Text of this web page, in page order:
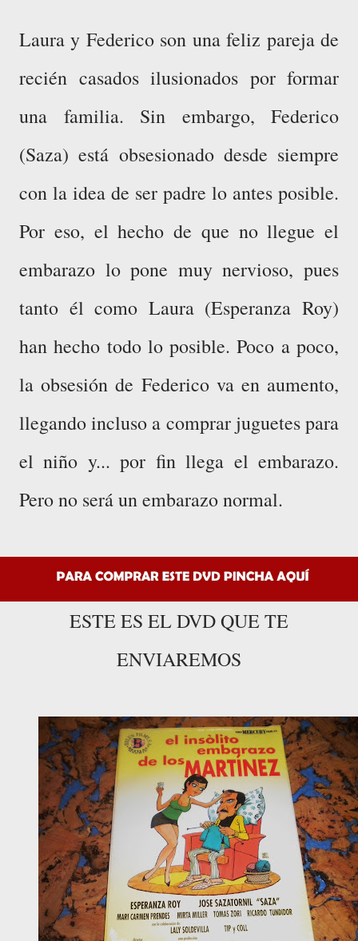
Laura y Federico son una feliz pareja de
recién casados ilusionados por formar
una familia. Sin embargo, Federico
(Saza) está obsesionado desde siempre
con la idea de ser padre lo antes posible.
Por eso, el hecho de que no llegue el
embarazo lo pone muy nervioso, pues
tanto él como Laura (Esperanza Roy)
han hecho todo lo posible. Poco a poco,
la obsesión de Federico va en aumento,
llegando incluso a comprar juguetes para
el niño y... por fin llega el embarazo.
Pero no será un embarazo normal.
ESTE ES EL DVD QUE TE
ENVIAREMOS